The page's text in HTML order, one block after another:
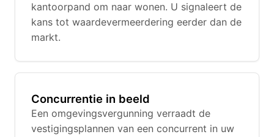
kantoorpand om naar wonen. U signaleert de
kans tot waardevermeerdering eerder dan de
markt.
Concurrentie in beeld
Een omgevingsvergunning verraadt de
vestigingsplannen van een concurrent in uw